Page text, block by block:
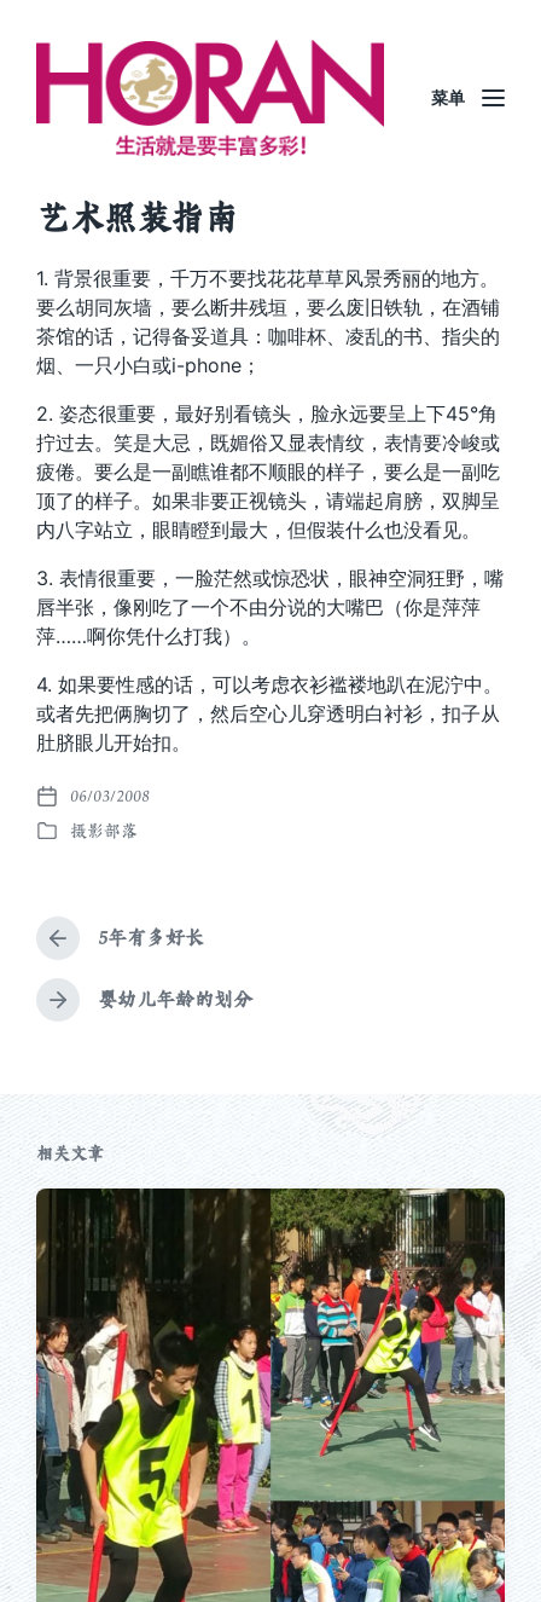
菜单
艺术照装指南
1. 背景很重要，千万不要找花花草草风景秀丽的地方。
要么胡同灰墙，要么断井残垣，要么废旧铁轨，在酒铺
茶馆的话，记得备妥道具：咖啡杯、凌乱的书、指尖的
烟、一只小白或i-phone；
2. 姿态很重要，最好别看镜头，脸永远要呈上下45°角
拧过去。笑是大忌，既媚俗又显表情纹，表情要冷峻或
疲倦。要么是一副瞧谁都不顺眼的样子，要么是一副吃
顶了的样子。如果非要正视镜头，请端起肩膀，双脚呈
内八字站立，眼睛瞪到最大，但假装什么也没看见。
3. 表情很重要，一脸茫然或惊恐状，眼神空洞狂野，嘴
唇半张，像刚吃了一个不由分说的大嘴巴（你是萍萍
萍……啊你凭什么打我）。
4. 如果要性感的话，可以考虑衣衫褴褛地趴在泥泞中。
或者先把俩胸切了，然后空心儿穿透明白衬衫，扣子从
肚脐眼儿开始扣。
发
布
06/03/2008
发
摄影部落
上
篇
文
章
5年有多好长
下
：
婴幼儿年龄的划分
相关文章